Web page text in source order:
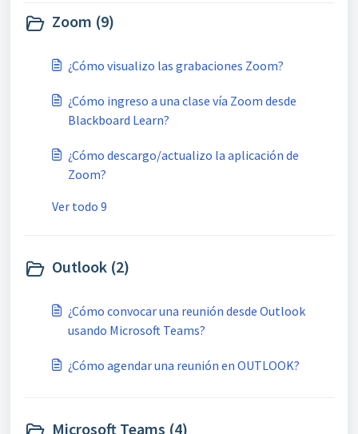
Zoom (9)
¿Cómo visualizo las grabaciones Zoom?
¿Cómo ingreso a una clase vía Zoom desde
Blackboard Learn?
¿Cómo descargo/actualizo la aplicación de
Zoom?
Ver todo 9
Outlook (2)
¿Cómo convocar una reunión desde Outlook
usando Microsoft Teams?
¿Cómo agendar una reunión en OUTLOOK?
Microsoft Teams (4)